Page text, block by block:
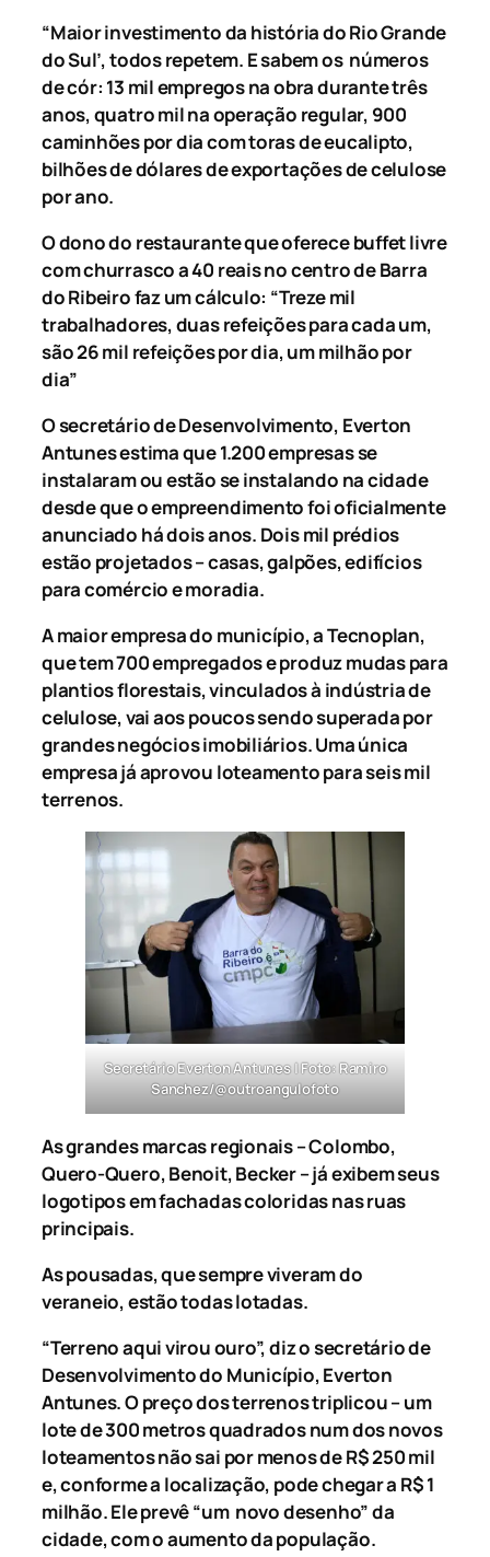
“Maior investimento da história do Rio Grande
do Sul’, todos repetem. E sabem os números
de cór: 13 mil empregos na obra durante três
anos, quatro mil na operação regular, 900
caminhões por dia com toras de eucalipto,
bilhões de dólares de exportações de celulose
por ano.
O dono do restaurante que oferece buffet livre
com churrasco a 40 reais no centro de Barra
do Ribeiro faz um cálculo: “Treze mil
trabalhadores, duas refeições para cada um,
são 26 mil refeições por dia, um milhão por
dia”
O secretário de Desenvolvimento, Everton
Antunes estima que 1.200 empresas se
instalaram ou estão se instalando na cidade
desde que o empreendimento foi oficialmente
anunciado há dois anos. Dois mil prédios
estão projetados – casas, galpões, edifícios
para comércio e moradia.
A maior empresa do município, a Tecnoplan,
que tem 700 empregados e produz mudas para
plantios florestais, vinculados à indústria de
celulose, vai aos poucos sendo superada por
grandes negócios imobiliários. Uma única
empresa já aprovou loteamento para seis mil
terrenos.
Secretário Everton Antunes | Foto: Ramiro
Sanchez/@outroangulofoto
As grandes marcas regionais – Colombo,
Quero-Quero, Benoit, Becker – já exibem seus
logotipos em fachadas coloridas nas ruas
principais.
As pousadas, que sempre viveram do
veraneio, estão todas lotadas.
“Terreno aqui virou ouro”, diz o secretário de
Desenvolvimento do Município, Everton
Antunes. O preço dos terrenos triplicou – um
lote de 300 metros quadrados num dos novos
loteamentos não sai por menos de R$ 250 mil
e, conforme a localização, pode chegar a R$ 1
milhão. Ele prevê “um novo desenho” da
cidade, com o aumento da população.